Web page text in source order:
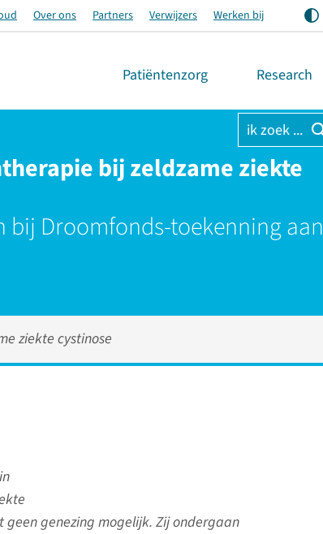
Over ons Partners Verwijzers Werken bij
Patiëntenzorg Research
ik zoek ...
bij zeldzame ziekte
Droomfonds-toekenning aan
ziekte cystinose
geen genezing mogelijk. Zij ondergaan